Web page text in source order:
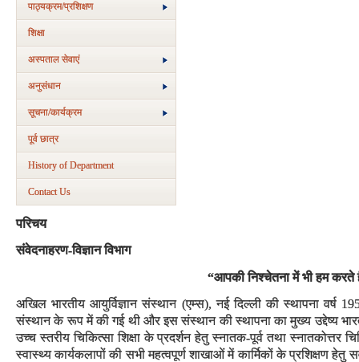
पाठ्यक्रम/प्रशिक्षण
शिक्षा
अस्‍पताल सेवाएं
अनुसंधान
सूचना/कार्यक्रम
पूर्व छात्र
History of Department
Contact Us
परिचय
संवेदनाहरण-विज्ञान विभाग
“आपकी निश्चेतना में भी हम
अखिल भारतीय आयुर्विज्ञान संस्थान (एम्स), नई दिल्ली की स्थापना वर्ष
संस्थान के रूप में की गई थी और इस संस्थान की स्थापना का मुख्य उद्देष्य
उच्च स्तरीय चिकित्सा शिक्षा के प्रदर्शन हेतु स्नातक-पूर्व तथा स्नातकोत्तर
स्वास्थ्य कार्यकलापों की सभी महत्वपूर्ण शाखाओं में कार्मिकों के प्रशिक्षण हेतु